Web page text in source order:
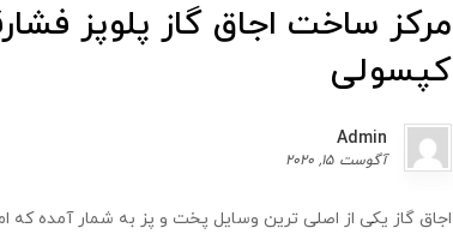
مرکز ساخت اجاق گاز پلوپز
کپسولی
Admin
آگوست 15, 2020
اجاق گاز یکی از اصلی ترین وسایل پخت و پز به شمار آمده که